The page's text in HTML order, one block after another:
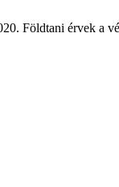
Földtani érvek a